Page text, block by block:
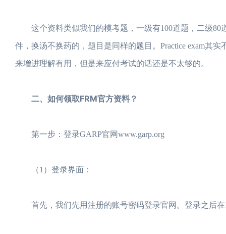
这个资料类似我们的模考题，一级有100道题，二级80
件，换汤不换药的，题目是同样的题目。Practice exam其
来增进理解有用，但是来应付考试的话还是不太够的。
二、如何领取FRM官方资料？
第一步：登录GARP官网www.garp.org
（1）登录界面：
首先，我们先用注册的账号密码登录官网。登录之后在